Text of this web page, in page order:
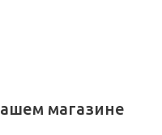
магазине